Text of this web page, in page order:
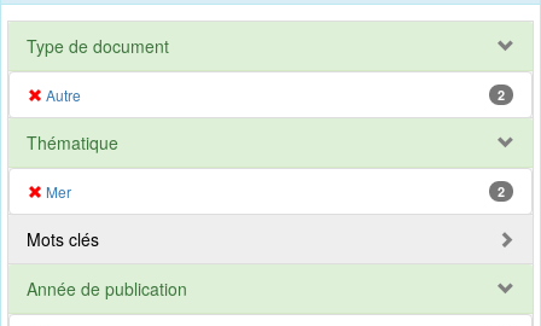
Type de document
Autre 2
Thématique
Mer 2
Mots clés
Année de publication